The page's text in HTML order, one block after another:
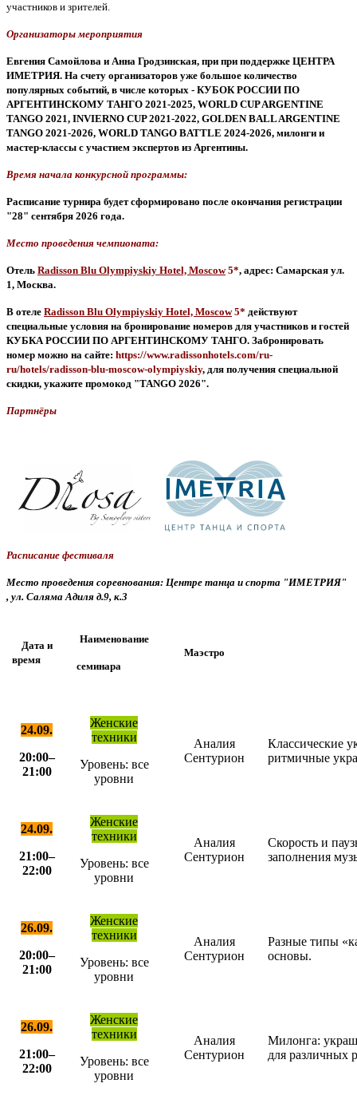
участников и зрителей.
Организаторы мероприятия
Евгения Самойлова и Анна Гродзинская, при при поддержке ЦЕНТРА
ИМЕТРИЯ. На счету организаторов уже большое количество
популярных событий, в числе которых - КУБОК РОССИИ ПО
АРГЕНТИНСКОМУ ТАНГО 2021-2025, WORLD CUP ARGENTINE
TANGO 2021, INVIERNO CUP 2021-2022, GOLDEN BALL ARGENTINE
TANGO 2021-2026, WORLD TANGO BATTLE 2024-2026, милонги и
мастер-классы с участием экспертов из Аргентины.
Время начала конкурсной программы:
Расписание турнира будет сформировано после окончания регистрации
"28" сентября 2026 года.
Место проведения чемпионата:
Отель Radisson Blu Olympiyskiy Hotel, Moscow 5*, адрес: Самарская ул.
1, Москва.
В отеле Radisson Blu Olympiyskiy Hotel, Moscow 5* действуют
специальные условия на бронирование номеров для участников и гостей
КУБКА РОССИИ ПО АРГЕНТИНСКОМУ ТАНГО. Забронировать
номер можно на сайте: https://www.radissonhotels.com/ru-
ru/hotels/radisson-blu-moscow-olympiyskiy, для получения специальной
скидки, укажите промокод "TANGO 2026".
Партнёры
Расписание фестиваля
Место проведения соревнования: Центре танца и спорта "ИМЕТРИЯ"
, ул. Саляма Адиля д.9, к.3
Дата и
время
Наименование
семинара
Маэстро
24.09.
20:00–
21:00
Женские
техники
Уровень: все
уровни
Аналия
Сентурион
Классические
ритмичные
24.09.
21:00–
22:00
Женские
техники
Уровень: все
уровни
Аналия
Сентурион
Скорость и
заполнения
26.09.
20:00–
21:00
Женские
техники
Уровень: все
уровни
Аналия
Сентурион
Разные типы
основы.
26.09.
21:00–
22:00
Женские
техники
Уровень: все
уровни
Аналия
Сентурион
Милонга:
для различных